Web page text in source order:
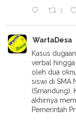
1
WartaDesa
Kasus
verbal
oleh dua
siswi di SMA
(Smandung),
akhirnya
Pemerintah